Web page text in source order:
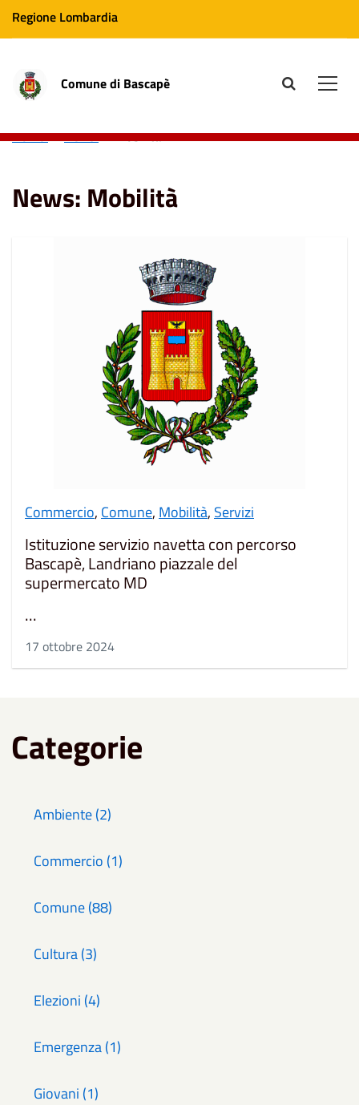
Regione Lombardia
Comune di Bascapè site.searc
Home News Mobilità
News: Mobilità
Commercio, Comune, Mobilità, Servizi
Istituzione servizio navetta con percorso
Bascapè, Landriano piazzale del
supermercato MD
...
17 ottobre 2024
Categorie
Ambiente (2)
Commercio (1)
Comune (88)
Cultura (3)
Elezioni (4)
Emergenza (1)
Giovani (1)